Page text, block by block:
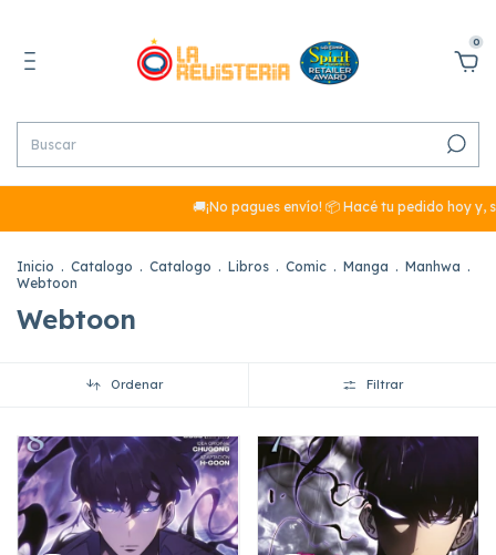
0
🚚¡No pagues envío! 📦 Hacé tu pedido hoy y, si
Inicio . Catalogo . Catalogo . Libros . Comic . Manga . Manhwa .
Webtoon
Webtoon
Ordenar Filtrar